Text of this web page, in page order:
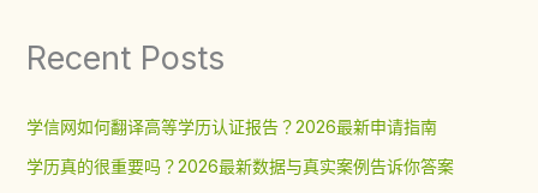
Recent Posts
学信网如何翻译高等学历认证报告？2026最新申请指南
学历真的很重要吗？2026最新数据与真实案例告诉你答案